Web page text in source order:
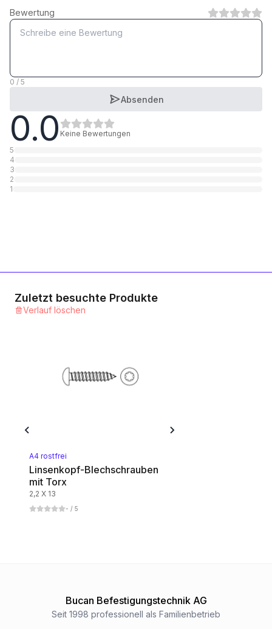
Stahl verzinkt
1 Kategorie
A2 rostfrei
1 Kategorie
Bewertung
0 / 5
Absenden
0.0 Keine Bewertungen
5
4
3
2
1
Zuletzt besuchte Produkte
Verlauf löschen
A4 rostfrei
Linsenkopf-Blechschrauben
mit Torx
2,2 X 13
- / 5
Bucan Befestigungstechnik AG
Seit 1998 professionell als Familienbetrieb